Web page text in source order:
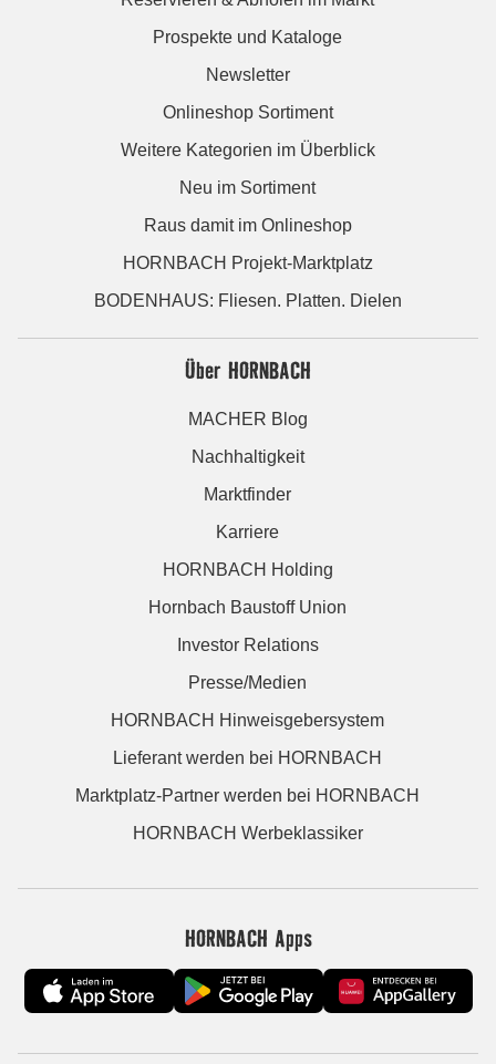
Prospekte und Kataloge
Newsletter
Onlineshop Sortiment
Weitere Kategorien im Überblick
Neu im Sortiment
Raus damit im Onlineshop
HORNBACH Projekt-Marktplatz
BODENHAUS: Fliesen. Platten. Dielen
Über HORNBACH
MACHER Blog
Nachhaltigkeit
Marktfinder
Karriere
HORNBACH Holding
Hornbach Baustoff Union
Investor Relations
Presse/Medien
HORNBACH Hinweisgebersystem
Lieferant werden bei HORNBACH
Marktplatz-Partner werden bei HORNBACH
HORNBACH Werbeklassiker
HORNBACH Apps